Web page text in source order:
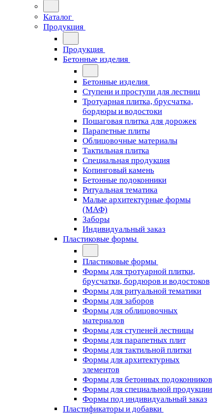
Каталог
Продукция
Продукция
Бетонные изделия
Бетонные изделия
Ступени и проступи для лестниц
Тротуарная плитка, брусчатка,
бордюры и водостоки
Пошаговая плитка для дорожек
Парапетные плиты
Облицовочные материалы
Тактильная плитка
Специальная продукция
Копинговый камень
Бетонные подоконники
Ритуальная тематика
Малые архитектурные формы
(МАФ)
Заборы
Индивидуальный заказ
Пластиковые формы
Пластиковые формы
Формы для тротуарной плитки,
брусчатки, бордюров и водостоков
Формы для ритуальной тематики
Формы для заборов
Формы для облицовочных
материалов
Формы для ступеней лестницы
Формы для парапетных плит
Формы для тактильной плитки
Формы для архитектурных
элементов
Формы для бетонных подоконников
Формы для специальной продукции
Формы под индивидуальный заказ
Пластификаторы и добавки